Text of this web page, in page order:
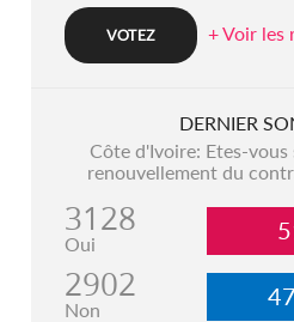
+ Voir les
DERNIER
Côte d'Ivoire: Etes-
renouvellement du
3128
Oui
2902
Non